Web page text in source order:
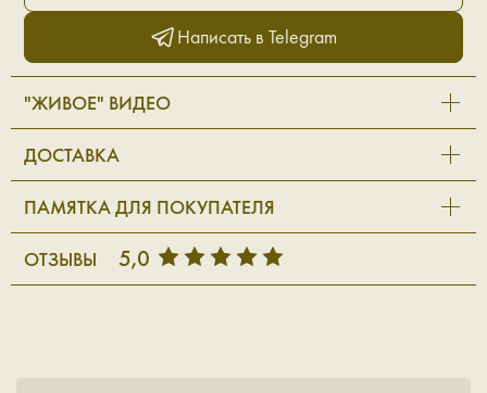
Написать в Telegram
"ЖИВОЕ" ВИДЕО
ДОСТАВКА
ПАМЯТКА ДЛЯ ПОКУПАТЕЛЯ
ОТЗЫВЫ 5,0